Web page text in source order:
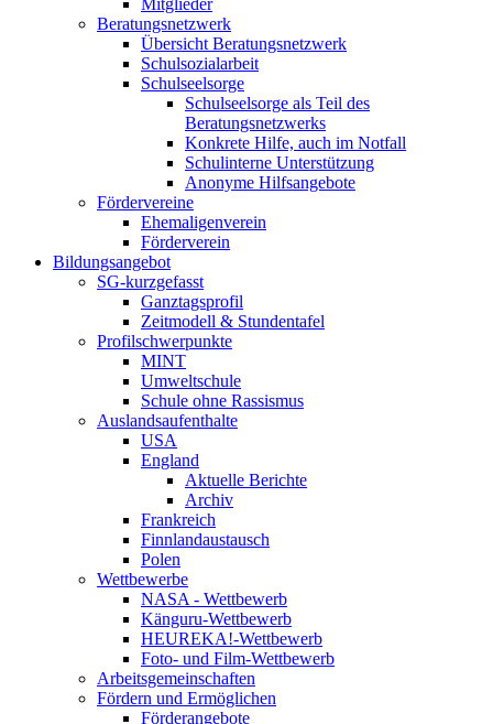
Mitglieder
Beratungsnetzwerk
Übersicht Beratungsnetzwerk
Schulsozialarbeit
Schulseelsorge
Schulseelsorge als Teil des
Beratungsnetzwerks
Konkrete Hilfe, auch im Notfall
Schulinterne Unterstützung
Anonyme Hilfsangebote
Fördervereine
Ehemaligenverein
Förderverein
Bildungsangebot
SG-kurzgefasst
Ganztagsprofil
Zeitmodell & Stundentafel
Profilschwerpunkte
MINT
Umweltschule
Schule ohne Rassismus
Auslandsaufenthalte
USA
England
Aktuelle Berichte
Archiv
Frankreich
Finnlandaustausch
Polen
Wettbewerbe
NASA - Wettbewerb
Känguru-Wettbewerb
HEUREKA!-Wettbewerb
Foto- und Film-Wettbewerb
Arbeitsgemeinschaften
Fördern und Ermöglichen
Förderangebote